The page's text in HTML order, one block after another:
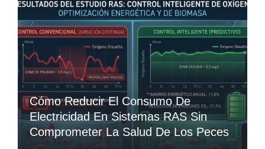
Cómo Reducir El Consumo De
Electricidad En Sistemas RAS Sin
Comprometer La Salud De Los Peces